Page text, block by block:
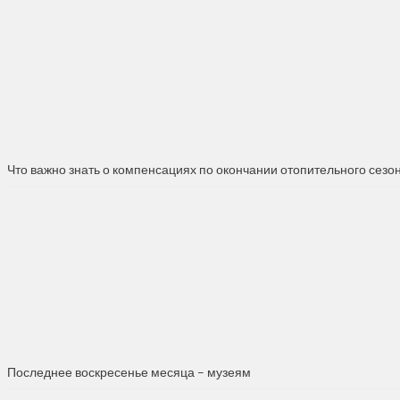
Что важно знать о компенсациях по окончании отопительного
Последнее воскресенье месяца – музеям